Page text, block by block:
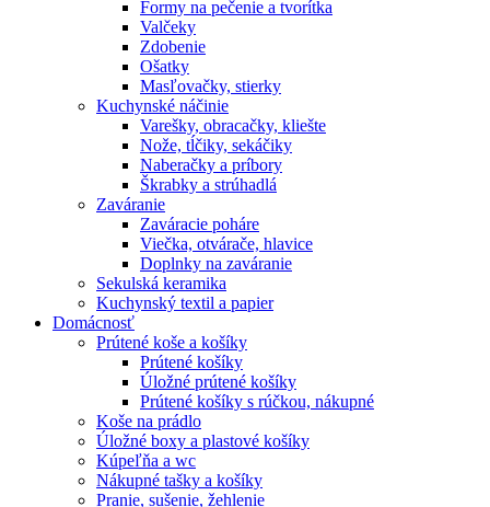
Formy na pečenie a tvorítka
Valčeky
Zdobenie
Ošatky
Masľovačky, stierky
Kuchynské náčinie
Varešky, obracačky, kliešte
Nože, tĺčiky, sekáčiky
Naberačky a príbory
Škrabky a strúhadlá
Zaváranie
Zaváracie poháre
Viečka, otvárače, hlavice
Doplnky na zaváranie
Sekulská keramika
Kuchynský textil a papier
Domácnosť
Prútené koše a košíky
Prútené košíky
Úložné prútené košíky
Prútené košíky s rúčkou, nákupné
Koše na prádlo
Úložné boxy a plastové košíky
Kúpeľňa a wc
Nákupné tašky a košíky
Pranie, sušenie, žehlenie